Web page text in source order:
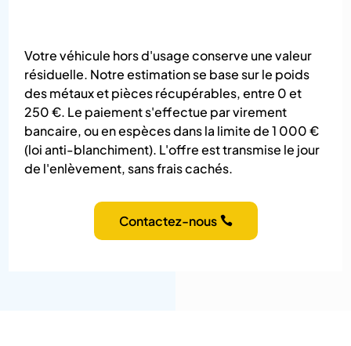
Votre véhicule hors d'usage conserve une valeur
résiduelle. Notre estimation se base sur le poids
des métaux et pièces récupérables, entre 0 et
250 €. Le paiement s'effectue par virement
bancaire, ou en espèces dans la limite de 1 000 €
(loi anti-blanchiment). L'offre est transmise le jour
de l'enlèvement, sans frais cachés.
Contactez-nous